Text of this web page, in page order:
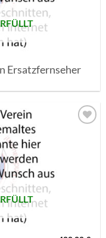
Ersatzfernseher